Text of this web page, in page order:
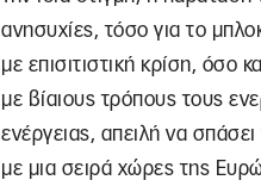
ανησυχίες, τόσο για το
με επισιτιστική κρίση, όσο
με βίαιους τρόπους τους
ενέργειας, απειλή να
με μια σειρά χώρες της